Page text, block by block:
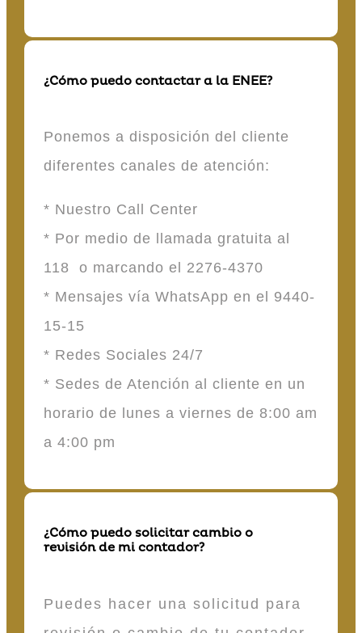
¿Cómo puedo contactar a la ENEE?
Ponemos a disposición del cliente
diferentes canales de atención:
* Nuestro Call Center
* Por medio de llamada gratuita al
118 o marcando el 2276-4370
* Mensajes vía WhatsApp en el 9440-
15-15
* Redes Sociales 24/7
* Sedes de Atención al cliente en un
horario de lunes a viernes de 8:00 am
a 4:00 pm
¿Cómo puedo solicitar cambio o
revisión de mi contador?
Puedes hacer una solicitud para